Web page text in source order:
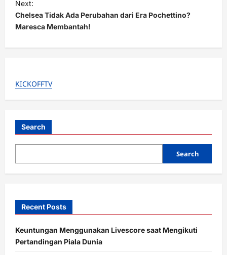
n
a
v
g
o
Next:
Chelsea Tidak Ada Perubahan dari Era Pochettino?
Maresca Membantah!
KICKOFFTV
Search
Search
Recent Posts
Keuntungan Menggunakan Livescore saat Mengikuti
Pertandingan Piala Dunia